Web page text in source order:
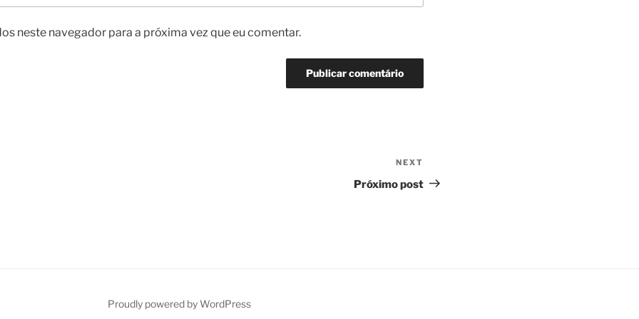
neste navegador para a próxima vez que eu comentar.
Post
NEXT
Próximo post
Proudly powered by WordPress